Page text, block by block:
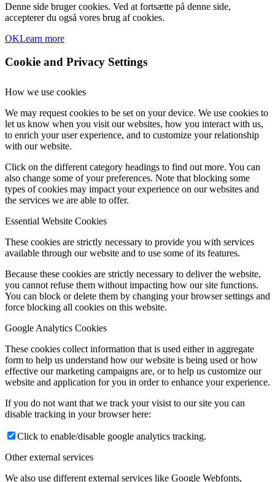
Denne side bruger cookies. Ved at fortsætte på denne side,
accepterer du også vores brug af cookies.
OKLearn more
Cookie and Privacy Settings
How we use cookies
We may request cookies to be set on your device. We use cookies to
let us know when you visit our websites, how you interact with us,
to enrich your user experience, and to customize your relationship
with our website.
Click on the different category headings to find out more. You can
also change some of your preferences. Note that blocking some
types of cookies may impact your experience on our websites and
the services we are able to offer.
Essential Website Cookies
These cookies are strictly necessary to provide you with services
available through our website and to use some of its features.
Because these cookies are strictly necessary to deliver the website,
you cannot refuse them without impacting how our site functions.
You can block or delete them by changing your browser settings and
force blocking all cookies on this website.
Google Analytics Cookies
These cookies collect information that is used either in aggregate
form to help us understand how our website is being used or how
effective our marketing campaigns are, or to help us customize our
website and application for you in order to enhance your experience.
If you do not want that we track your visist to our site you can
disable tracking in your browser here:
Click to enable/disable google analytics tracking.
Other external services
We also use different external services like Google Webfonts,